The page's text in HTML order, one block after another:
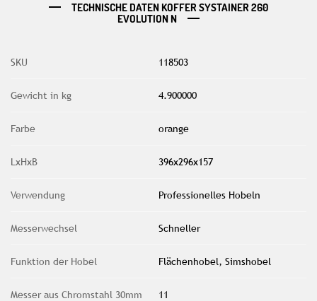
TECHNISCHE DATEN KOFFER SYSTAINER 260
EVOLUTION N
SKU 118503
Gewicht in kg 4.900000
Farbe orange
LxHxB 396x296x157
Verwendung Professionelles Hobeln
Messerwechsel Schneller
Funktion der Hobel Flächenhobel, Simshobel
Messer aus Chromstahl 30mm 11